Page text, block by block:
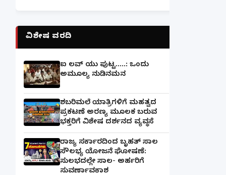
ವಿಶೇಷ ವರದಿ
ಐ ಲವ್ ಯು ಪುಟ್ಟ.....: ಒಂದು
ಅಮೂಲ್ಯ ನುಡಿನಮನ
ಶಬರಿಮಲೆ ಯಾತ್ರಿಗಳಿಗೆ ಮಹತ್ವದ
ಪ್ರಕಟಣೆ ಅರಣ್ಯ ಮೂಲಕ ಬರುವ
ಭಕ್ತರಿಗೆ ವಿಶೇಷ ದರ್ಶನದ ವ್ಯವಸ್ಥೆ
ರಾಜ್ಯ ಸರ್ಕಾರದಿಂದ ಬೃಹತ್ ಸಾಲ
ಸೌಲಭ್ಯ ಯೋಜನೆ ಘೋಷಣೆ:
ಸುಲಭದಲ್ಲೇ ಸಾಲ- ಅರ್ಹರಿಗೆ
ಸುವರ್ಣಾವಕಾಶ